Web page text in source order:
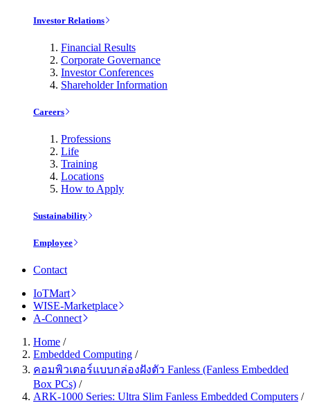
Investor Relations
Financial Results
Corporate Governance
Investor Conferences
Shareholder Information
Careers
Professions
Life
Training
Locations
How to Apply
Sustainability
Employee
Contact
IoTMart
WISE-Marketplace
A-Connect
Home /
Embedded Computing /
คอมพิวเตอร์แบบกล่องฝังตัว Fanless (Fanless Embedded
Box PCs) /
ARK-1000 Series: Ultra Slim Fanless Embedded Computers /